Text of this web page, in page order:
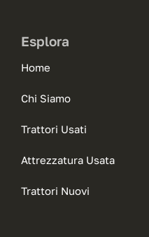
Esplora
Home
Chi Siamo
Trattori Usati
Attrezzatura Usata
Trattori Nuovi